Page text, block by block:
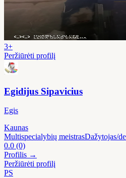
3+
Peržiūrėti profilį
Egidijus Sipavicius
Egis
Kaunas
Multispecialybių meistrasDažytojas/
0.0 (0)
Profilis →
Peržiūrėti profilį
PS